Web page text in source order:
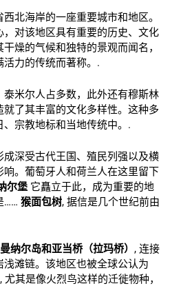
北海岸的一座重要城市和地区。
对该地区具有重要的历史、文化
燥的气候和独特的景观而闻名，
力的传统而著称。.
米尔人占多数，此外还有穆斯林
了其丰富的文化多样性。这种多
宗教地标和当地传统中。.
深受古代王国、殖民列强以及横
。葡萄牙人和荷兰人在这里留下
尔堡 它矗立于此，成为重要的地
…… 猴面包树, 据信是几个世纪前由
曼纳尔岛和亚当桥（拉玛桥） , 连接
滩链。该地区也被全球公认为
, 尤其是像火烈鸟这样的迁徙物种，